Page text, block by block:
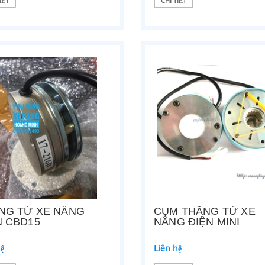
TỪ XE NÂNG
CBD15
CỤM THẮNG TỪ XE
NÂNG ĐIỆN MINI
Liên hệ
Liên hệ